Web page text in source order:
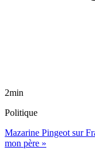
2min
Politique
Mazarine Pingeot sur
mon père »